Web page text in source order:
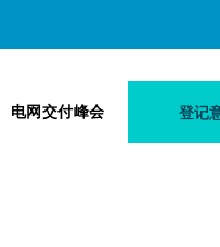
电网交付峰会 登记